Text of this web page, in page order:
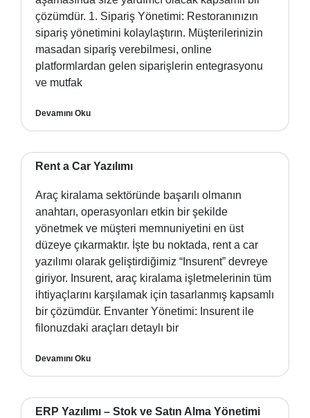
çözümdür. 1. Sipariş Yönetimi: Restoranınızın
sipariş yönetimini kolaylaştırın. Müşterilerinizin
masadan sipariş verebilmesi, online
platformlardan gelen siparişlerin entegrasyonu
ve mutfak
Devamını Oku
Rent a Car Yazılımı
Araç kiralama sektöründe başarılı olmanın
anahtarı, operasyonları etkin bir şekilde
yönetmek ve müşteri memnuniyetini en üst
düzeye çıkarmaktır. İşte bu noktada, rent a car
yazılımı olarak geliştirdiğimiz “Insurent” devreye
giriyor. Insurent, araç kiralama işletmelerinin tüm
ihtiyaçlarını karşılamak için tasarlanmış kapsamlı
bir çözümdür. Envanter Yönetimi: Insurent ile
filonuzdaki araçları detaylı bir
Devamını Oku
ERP Yazılımı – Stok ve Satın Alma Yönetimi